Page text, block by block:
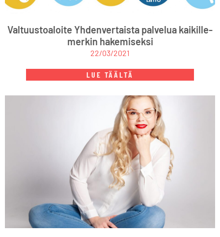
Valtuustoaloite Yhdenvertaista palvelua kaikille-
merkin hakemiseksi
22/03/2021
LUE TÄÄLTÄ